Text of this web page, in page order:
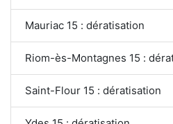
Mauriac 15 : dératisation
Riom-ès-Montagnes 15 :
Saint-Flour 15 : dératisation